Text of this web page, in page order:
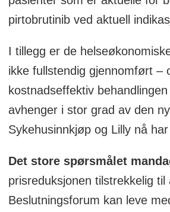
pirtobrutinib ved aktuell
I tillegg er de
ikke fullstendig gjennomført –
kostnadseffektiv
avhenger i stor grad av den
Sykehusinnkjøp og Lilly nå
Det store spørsmålet
prisreduksjonen tilstrekkelig til
Beslutningsforum kan leve